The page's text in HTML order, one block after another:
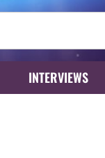
INTERVIEWS